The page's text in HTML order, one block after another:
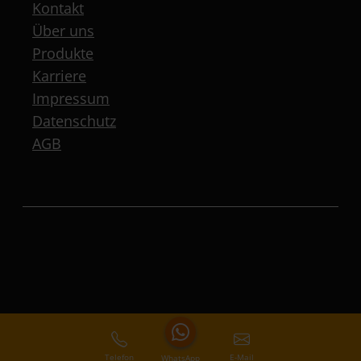
Kontakt
Über uns
Produkte
Karriere
Impressum
Datenschutz
AGB
Telefon WhatsApp E-Mail